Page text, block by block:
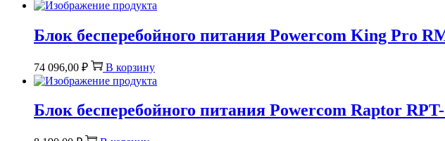
Блок бесперебойного питания Powercom King Pro
74 096,00 ₽ В корзину
Блок бесперебойного питания Powercom Raptor